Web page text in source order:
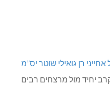
רן גואילי שוטר יס”מ
יחיד מול מרצחים רבים